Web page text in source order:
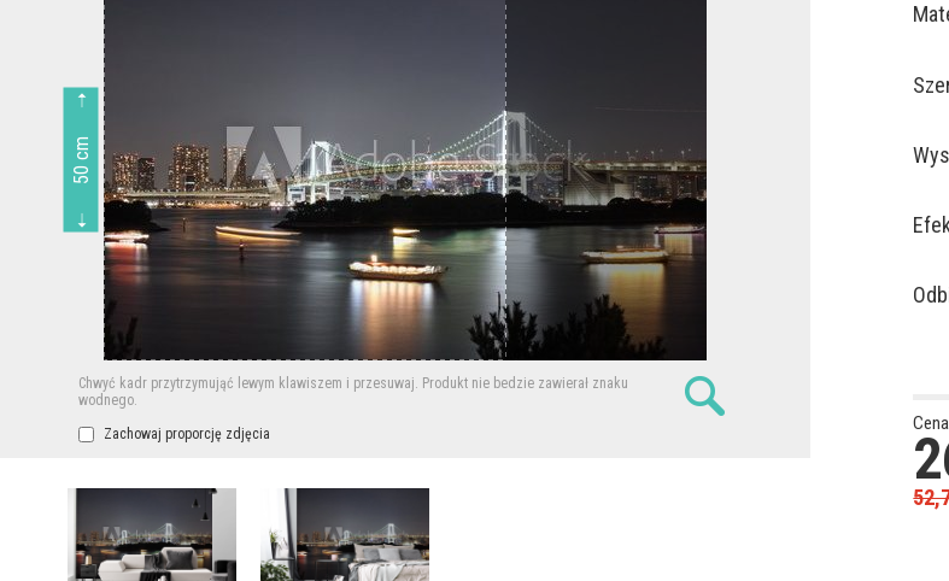
50 cm
Chwyć kadr przytrzymująć lewym klawiszem i przesuwaj. Produkt nie bedzie zawierał znaku
wodnego.
Zachowaj proporcję zdjęcia